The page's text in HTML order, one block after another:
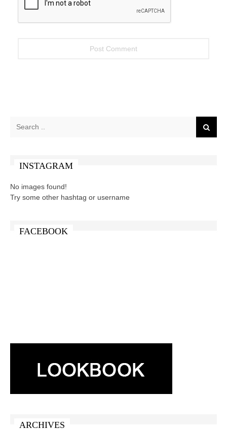
INSTAGRAM
No images found!
Try some other hashtag or username
FACEBOOK
ARCHIVES